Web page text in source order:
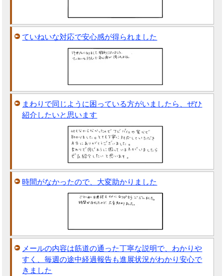
ていねいな対応で安心感が得られました
まわりで同じように困っている方がいましたら、ぜひ
紹介したいと思います
時間がなかったので、大変助かりました
メールの内容は筋道の通った丁寧な説明で、わかりや
すく、毎週の途中経過報告も進展状況がわかり安心で
きました